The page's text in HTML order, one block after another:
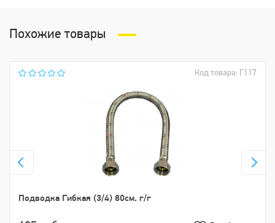
Похожие товары
Код товара: Г117
Подводка Гибкая (3/4) 80см. г/г